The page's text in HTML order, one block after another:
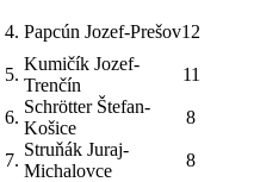
4. Papcún Jozef-Prešov12
5.
Kumičík Jozef-
Trenčín
11
6.
Schrötter Štefan-
Košice
8
7.
Struňák Juraj-
Michalovce
8